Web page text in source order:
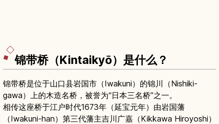
锦带桥（Kintaikyō）是什么？
锦带桥是位于山口县岩国市（Iwakuni）的锦川（Nishiki-
gawa）上的木造名桥，被誉为“日本三名桥”之一。
相传这座桥于江户时代1673年（延宝元年）由岩国藩
（Iwakuni-han）第三代藩主吉川广嘉（Kikkawa Hiroyoshi）